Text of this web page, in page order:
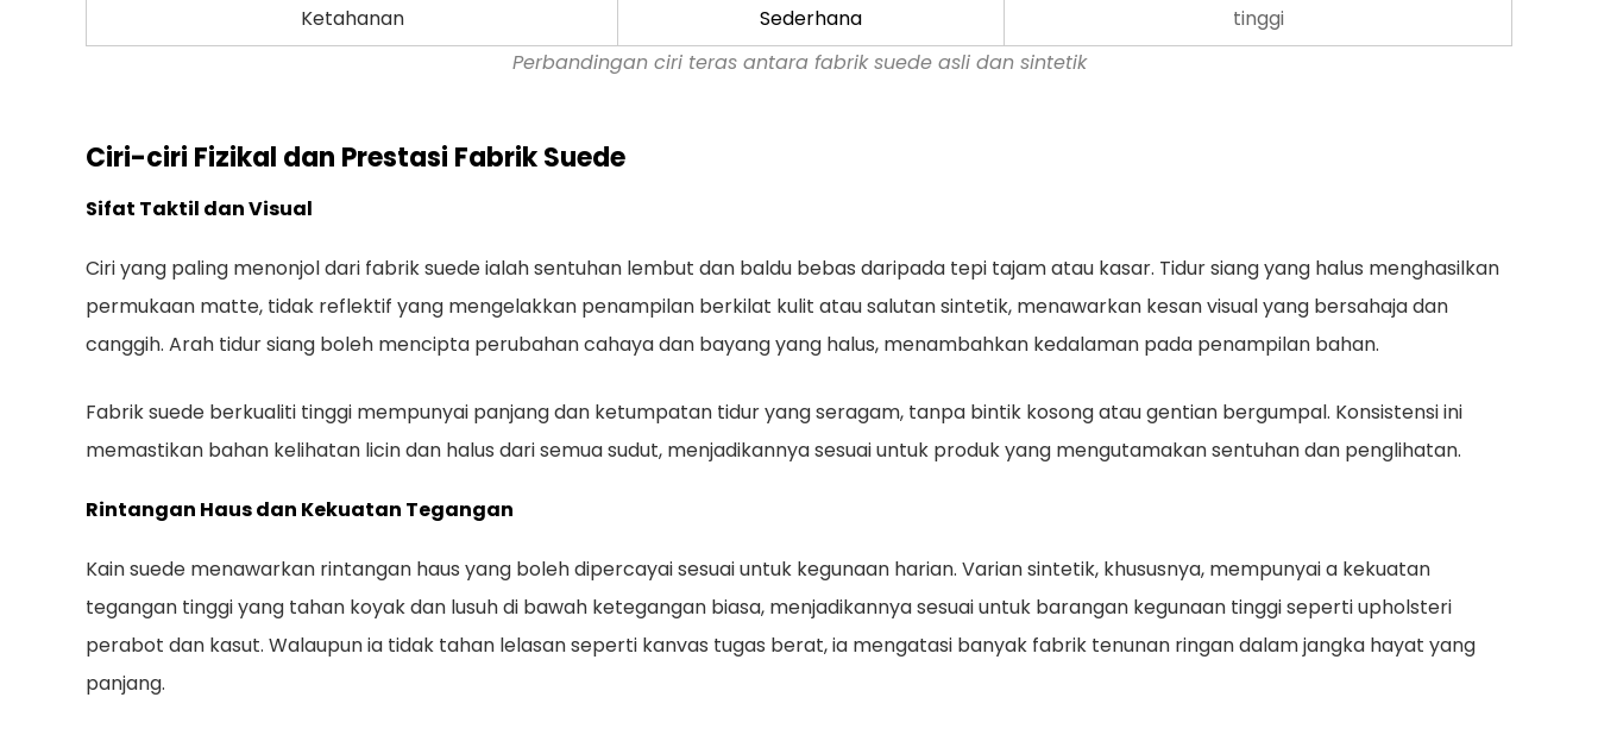
Perbandingan ciri teras antara fabrik suede asli dan sintetik
Ketahanan
Sederhana tinggi
Ciri-ciri Fizikal dan Prestasi Fabrik Suede
Sifat Taktil dan Visual
Ciri yang paling menonjol dari fabrik suede ialahsentuhan lembut dan baldu bebas daripada tepi tajam atau kasar. Tidur siang yang halus menghasilkan
permukaan matte, tidak reflektif yang mengelakkan penampilan berkilat kulit atau salutan sintetik, menawarkan kesan visual yang bersahaja dan
canggih. Arah tidur siang boleh mencipta perubahan cahaya dan bayang yang halus, menambahkan kedalaman pada penampilan bahan.
Fabrik suede berkualiti tinggi mempunyai panjang dan ketumpatan tidur yang seragam, tanpa bintik kosong atau gentian bergumpal. Konsistensi ini
memastikan bahan kelihatan licin dan halus dari semua sudut, menjadikannya sesuai untuk produk yang mengutamakan sentuhan dan penglihatan.
Rintangan Haus dan Kekuatan Tegangan
Kain suede menawarkan rintangan haus yang boleh dipercayai sesuai untuk kegunaan harian. Varian sintetik, khususnya, mempunyai a kekuatan
tegangan tinggiyang tahan koyak dan lusuh di bawah ketegangan biasa, menjadikannya sesuai untuk barangan kegunaan tinggi seperti upholsteri
perabot dan kasut. Walaupun ia tidak tahan lelasan seperti kanvas tugas berat, ia mengatasi banyak fabrik tenunan ringan dalam jangka hayat yang
panjang.